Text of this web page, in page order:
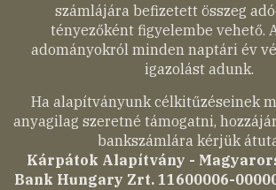
számlájára befizetett összeg
tényezőként figyelembe vehető.
adományokról minden naptári év
igazolást adunk.
Ha alapítványunk célkitűzéseinek
anyagilag szeretné támogatni,
bankszámlára kérjük
Kárpátok Alapítvány -
Bank Hungary Zrt. 11600006-